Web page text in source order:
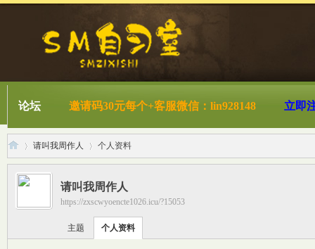
论坛 邀请码30元每个+客服微信：lin928148 立即
›
请叫我周作人
›
个人资料
请叫我周作人
https://zxscwyoencte1026.icu/?15053
主题 个人资料